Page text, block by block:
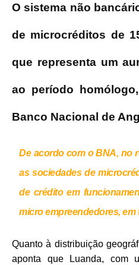
O sistema não
de microcréditos de
que representa um
ao período
Banco Nacional de
De acordo com o BNA, no
as sociedades de
de crédito em
micro empreendedores, em
Quanto à distribuição
aponta que Luanda, com